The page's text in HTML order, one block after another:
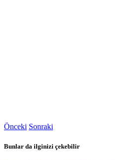
Önceki Sonraki
Bunlar da ilginizi çekebilir